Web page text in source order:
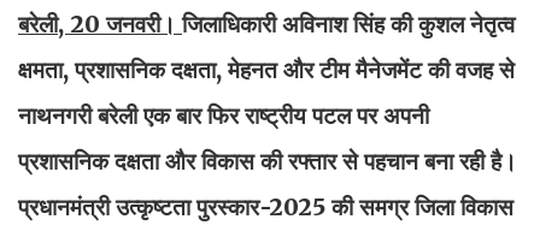
बरेली, 20 जनवरी।जिलाधिकारी अविनाश सिंह की कुशल नेतृत्व
क्षमता, प्रशासनिक दक्षता, मेहनत और टीम मैनेजमेंट की वजह से
नाथनगरी बरेली एक बार फिर राष्ट्रीय पटल पर अपनी
प्रशासनिक दक्षता और विकास की रफ्तार से पहचान बना रही है।
प्रधानमंत्री उत्कृष्टता पुरस्कार-2025 की समग्र जिला विकास